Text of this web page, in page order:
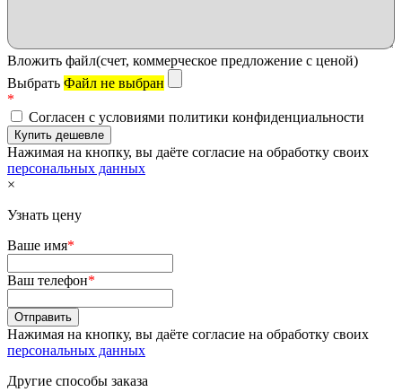
Вложить файл(счет, коммерческое предложение с ценой)
Выбрать Файл не выбран
*
Согласен с условиями политики конфиденциальности
Нажимая на кнопку, вы даёте согласие на обработку своих
персональных данных
×
Узнать цену
Ваше имя*
Ваш телефон*
Нажимая на кнопку, вы даёте согласие на обработку своих
персональных данных
Другие способы заказа